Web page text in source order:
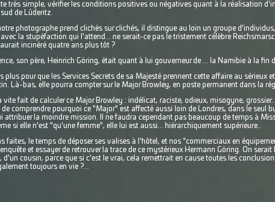
très simple, vérifier les conditions positives ou négatives quant à la réalisation
de Lûderitz.
photographe prend clichés sur clichés, il distingue au loin un groupe
la stupéfaction qui l'attend... ne serait-ce pas le tristement célèbre
incinéré quatre ans plus tôt ?
son père, Heinrich Göring, était quant à lui gouverneur de ... la Namibie à la fin
plus pour que les Services Secrets de sa Majesté prennent cette affaire au sérieux
Là-bas, elle pourra compter sur le Major Browley, en poste permanent dans la
vite fait de calculer ce Major Browley : indélicat, raciste, odieux, misogyne,
comprendre pourquoi ce "Major" est affecté aussi loin de Londres, dans le seul
attribuer la moindre mission. Il ne faudra cependant pas beaucoup de temps à
si elle n'est "qu'une femme", elle lui est aussi... hiérarchiquement supérieure..
faites, le temps de déposer ses valises à l'hôtel, et nos "commerciaux en
et essayer de retrouver la trace de ce mystérieux Hermann Göring. On
d'un cousin, parce que si c'est le vrai, cela remettrait en cause toutes les
toujours en vie ?...